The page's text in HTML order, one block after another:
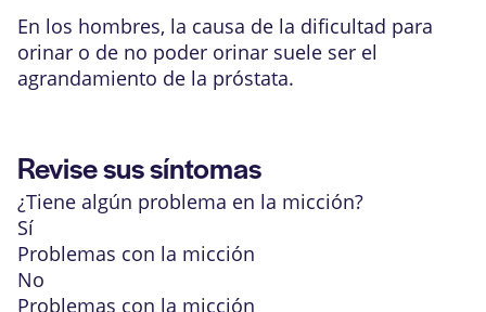
En los hombres, la causa de la dificultad para
orinar o de no poder orinar suele ser el
agrandamiento de la próstata.
Revise sus síntomas
¿Tiene algún problema en la micción?
Sí
Problemas con la micción
No
Problemas con la micción